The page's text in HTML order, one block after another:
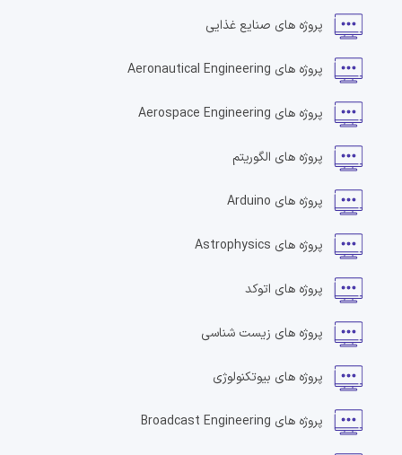
پروژه های صنایع غذایی
پروژه های Aeronautical Engineering
پروژه های Aerospace Engineering
پروژه های الگوریتم
پروژه های Arduino
پروژه های Astrophysics
پروژه های اتوکد
پروژه های زیست شناسی
پروژه های بیوتکنولوژی
پروژه های Broadcast Engineering